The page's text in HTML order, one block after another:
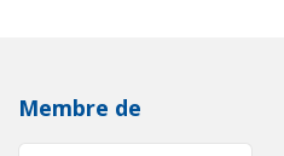
Membre de